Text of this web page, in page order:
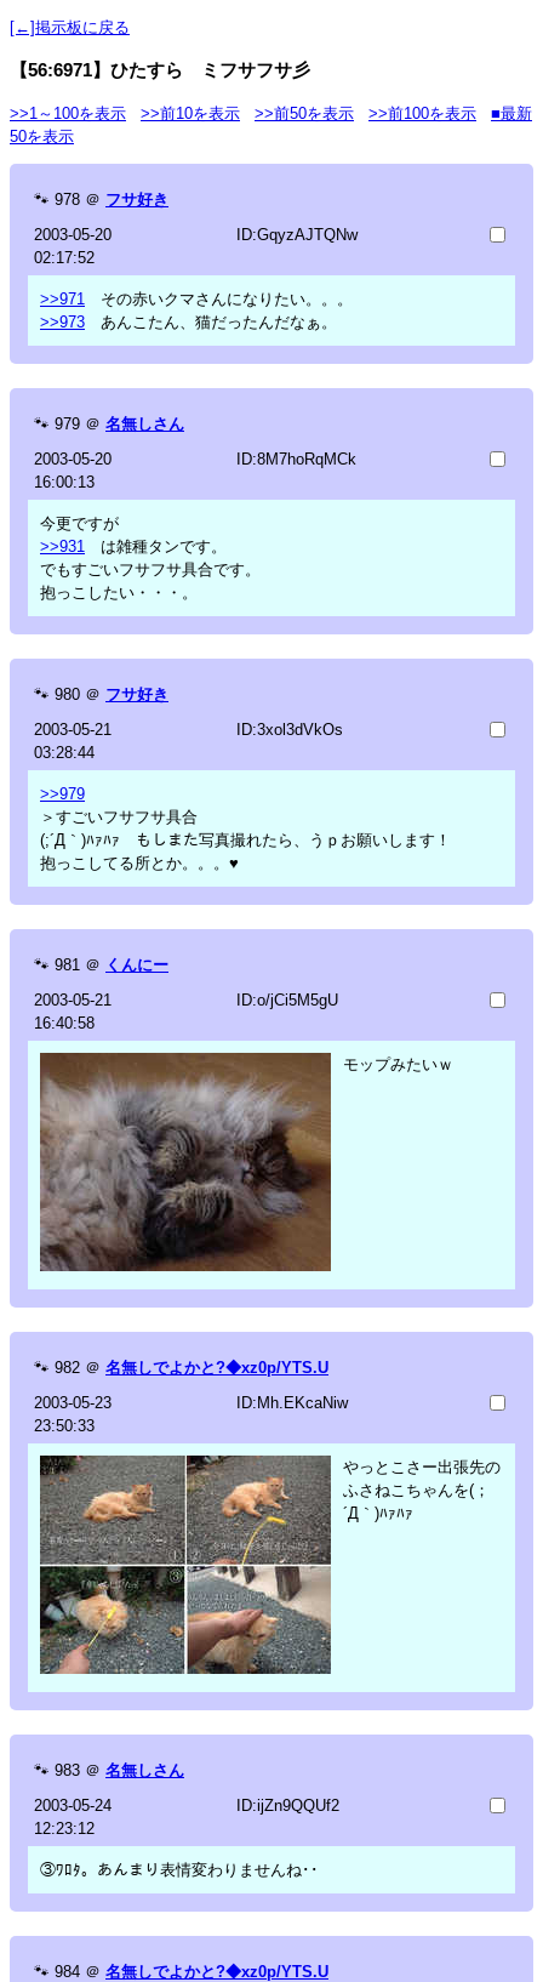
[←]掲示板に戻る
【56:6971】ひたすら ミフサフサ彡
>>1～100を表示 >>前10を表示 >>前50を表示 >>前100を表示
■最新
50を表示
🐾 978 ＠ フサ好き
2003-05-20
02:17:52
ID:GqyzAJTQNw
>>971
その赤いクマさんになりたい。。。
>>973 あんこたん、猫だったんだなぁ。
🐾 979 ＠ 名無しさん
2003-05-20
16:00:13
ID:8M7hoRqMCk
今更ですが
>>931
は雑種タンです。
でもすごいフサフサ具合です。
抱っこしたい・・・。
🐾 980 ＠ フサ好き
2003-05-21
03:28:44
ID:3xol3dVkOs
>>979
＞すごいフサフサ具合
(;´Д｀)ﾊｧﾊｧ もしまた写真撮れたら、うｐお願いします！
抱っこしてる所とか。。。♥
🐾 981 ＠ くんにー
2003-05-21
16:40:58
ID:o/jCi5M5gU
モップみたいｗ
🐾 982 ＠ 名無しでよかと?◆xz0p/YTS.U
2003-05-23
23:50:33
ID:Mh.EKcaNiw
やっとこさー出張先の
ふさねこちゃんを(；
´Д｀)ﾊｧﾊｧ
🐾 983 ＠ 名無しさん
2003-05-24
12:23:12
ID:ijZn9QQUf2
③ﾜﾛﾀ。あんまり表情変わりませんね･･
🐾 984 ＠ 名無しでよかと?◆xz0p/YTS.U